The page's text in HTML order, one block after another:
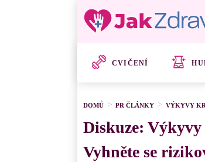
CVIČENÍ
DOMŮ PR ČLÁNKY VÝKYVY
Diskuze:
Vyhněte se